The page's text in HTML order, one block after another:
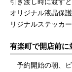
オリジナル液晶保
リジナルステッカ
有楽町で開店前に
予約開始の朝、